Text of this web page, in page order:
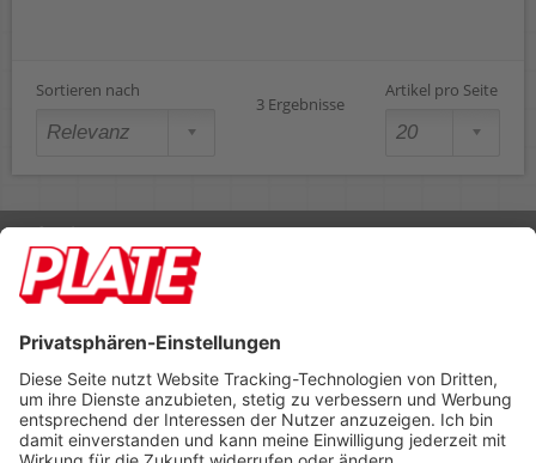
Sortieren nach
3 Ergebnisse
Artikel pro Seite
Rufen Sie uns an 04298 401-0
Lieferbedingungen Impressum
Footer anzeigen
PLATE Büromaterial Vertriebs GmbH